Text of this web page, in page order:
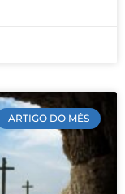
ARTIGO DO MÊS